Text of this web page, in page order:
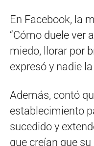
En Facebook, la
“Cómo duele ver
miedo, llorar por
expresó y nadie
Además, contó
establecimiento
sucedido y
que creían que